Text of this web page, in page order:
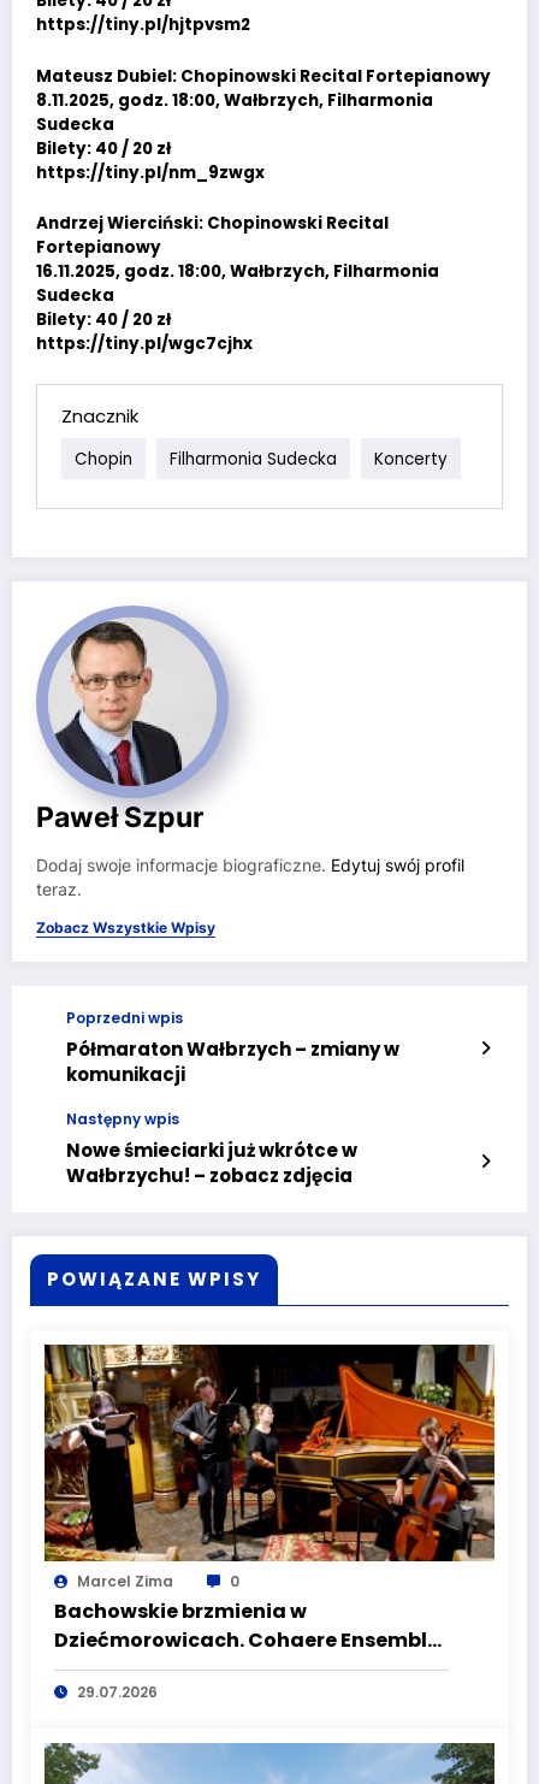
https://tiny.pl/hjtpvsm2
Mateusz Dubiel: Chopinowski Recital Fortepianowy
8.11.2025, godz. 18:00, Wałbrzych, Filharmonia
Sudecka
Bilety: 40 / 20 zł
https://tiny.pl/nm_9zwgx
Andrzej Wierciński: Chopinowski Recital
Fortepianowy
16.11.2025, godz. 18:00, Wałbrzych, Filharmonia
Sudecka
Bilety: 40 / 20 zł
https://tiny.pl/wgc7cjhx
Znacznik
Chopin Filharmonia Sudecka Koncerty
Paweł Szpur
Dodaj swoje informacje biograficzne. Edytuj swój profil
teraz.
Zobacz Wszystkie Wpisy
Poprzedni wpis
Półmaraton Wałbrzych – zmiany w
komunikacji
Następny wpis
Nowe śmieciarki już wkrótce w
Wałbrzychu! – zobacz zdjęcia
POWIĄZANE WPISY
Marcel Zima 0
Bachowskie brzmienia w
Dziećmorowicach. Cohaere Ensemble
zachwycił publiczność
29.07.2026